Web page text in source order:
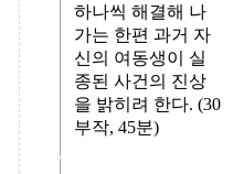
하나씩 해결해 나
가는 한편 과거 자
신의 여동생이 실
종된 사건의 진상
을 밝히려 한다. (30
부작, 45분)